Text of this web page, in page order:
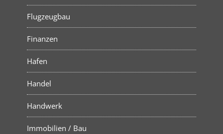
Flugzeugbau
Finanzen
Hafen
Handel
Handwerk
Immobilien / Bau